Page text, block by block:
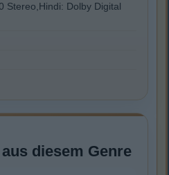
Stereo,Hindi: Dolby Digital
diesem Genre